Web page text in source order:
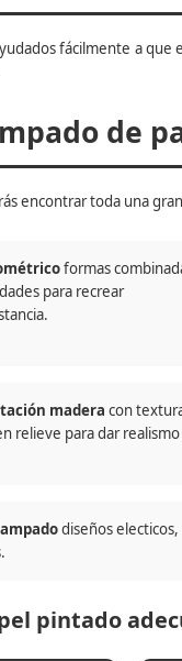
fácilmente a que
de
encontrar toda una
formas
para recrear
madera con
relieve para dar realismo
diseños electicos,
pintado